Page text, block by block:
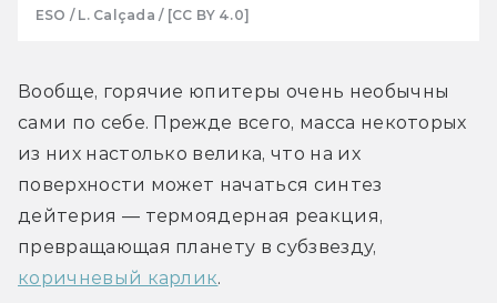
ESO / L. Calçada / [CC BY 4.0]
Вообще, горячие юпитеры очень необычны
сами по себе. Прежде всего, масса некоторых
из них настолько велика, что на их
поверхности может начаться синтез
дейтерия — термоядерная реакция,
коричневый карлик.